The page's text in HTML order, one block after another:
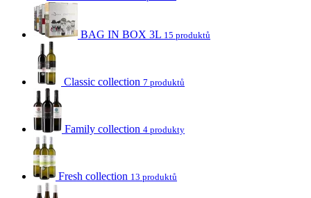
BAG IN BOX 3L 15 produktů
Classic collection 7 produktů
Family collection 4 produkty
Fresh collection 13 produktů